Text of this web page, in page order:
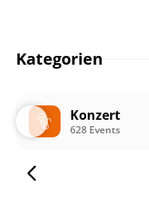
Kategorien
Konzert
628 Events